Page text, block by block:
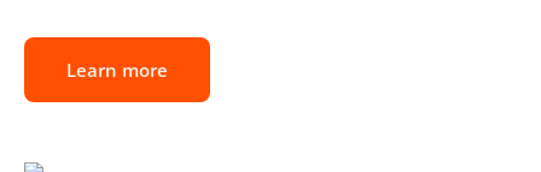
Learn more